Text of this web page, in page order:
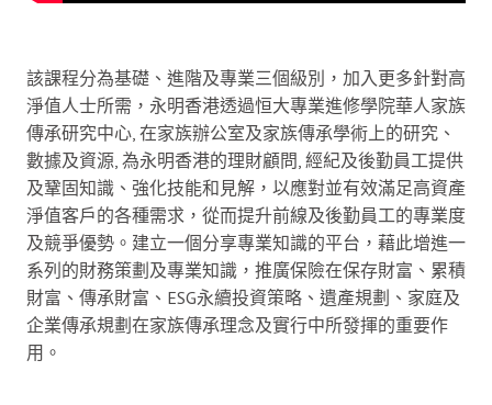
該課程分為基礎、進階及專業三個級別，加入更多針對高
淨值人士所需，永明香港透過恒大專業進修學院華人家族
傳承研究中心, 在家族辦公室及家族傳承學術上的研究、
數據及資源, 為永明香港的理財顧問, 經紀及後勤員工提供
及鞏固知識、強化技能和見解，以應對並有效滿足高資產
淨值客戶的各種需求，從而提升前線及後勤員工的專業度
及競爭優勢。建立一個分享專業知識的平台，藉此增進一
系列的財務策劃及專業知識，推廣保險在保存財富、累積
財富、傳承財富、ESG永續投資策略、遺產規劃、家庭及
企業傳承規劃在家族傳承理念及實行中所發揮的重要作
用。